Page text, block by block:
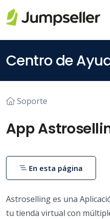
Centro de
Soporte
App
Astroselling es una
tu tienda virtual con
En esta página